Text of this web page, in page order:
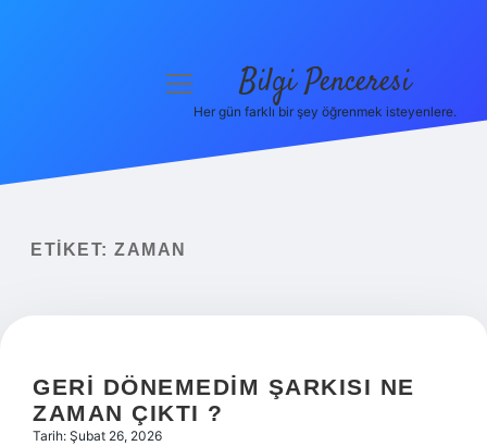
Yasal Uyarı
menüyü
Bilgi Penceresi
Her gün farklı bir şey öğrenmek isteyenlere.
ETIKET: ZAMAN
GERI DÖNEMEDIM ŞARKISI NE
ZAMAN ÇIKTI ?
Tarih: Şubat 26, 2026